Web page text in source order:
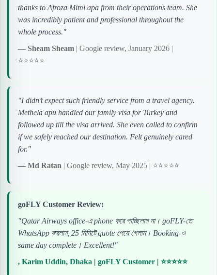
thanks to Afroza Mimi apa from their operations team. She
was incredibly patient and professional throughout the
whole process."
— Sheam Sheam | Google review, January 2026 |
⭐⭐⭐⭐⭐
"I didn’t expect such friendly service from a travel agency.
Methela apu handled our family visa for Turkey and
followed up till the visa arrived. She even called to confirm
if we safely reached our destination. Felt genuinely cared
for."
— Md Ratan | Google review, May 2025 | ⭐⭐⭐⭐⭐
goFLY Customer Review:
"Qatar Airways office-এ phone করে পাচ্ছিলাম না। goFLY-তে
WhatsApp করলাম, 25 মিনিটে quote পেয়ে গেলাম। Booking-ও
same day complete। Excellent!"
, Karim Uddin, Dhaka | goFLY Customer | ⭐⭐⭐⭐⭐